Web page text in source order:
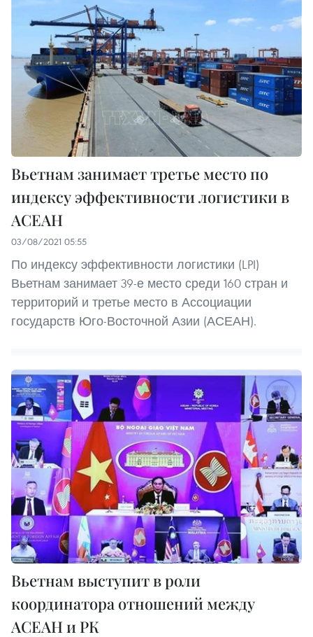
Вьетнам занимает третье место по
индексу эффективности логистики в
АСЕАН
03/08/2021 05:55
По индексу эффективности логистики (LPI)
Вьетнам занимает 39-е место среди 160 стран и
территорий и третье место в Ассоциации
государств Юго-Восточной Азии (АСЕАН).
Вьетнам выступит в роли
координатора отношений между
АСЕАН и РК